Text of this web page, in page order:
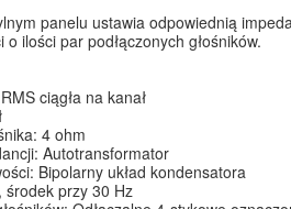
panelu ustawia odpowiednią
ilości par podłączonych głośników.
ciągła na kanał
4 ohm
Autotransformator
Bipolarny układ kondensatora
środek przy 30 Hz